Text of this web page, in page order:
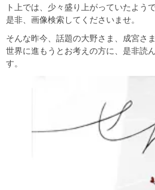
ト上では、少々盛り上がっていたよう
是非、画像検索してくださいませ。
そんな昨今、話題の大野さま、成宮さ
世界に進もうとお考えの方に、是非読
す。